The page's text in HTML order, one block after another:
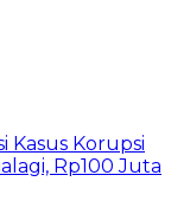
Kasus Korupsi
Rp100 Juta